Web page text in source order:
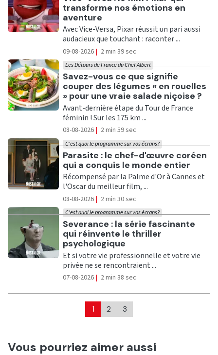
transforme nos émotions en
aventure
Avec Vice-Versa, Pixar réussit un pari aussi
audacieux que touchant : raconter ...
09-08-2026 | 2 min 39 sec
Ecouter
Savez-vous ce que signifie
couper des légumes « en rouelles
» pour une vraie salade niçoise ?
Les Détours de France du Chef Albert
Avant-dernière étape du Tour de France
féminin ! Sur les 175 km ...
08-08-2026 | 2 min 59 sec
Ecouter
Parasite : le chef-d'œuvre coréen
qui a conquis le monde entier
C'est quoi le programme sur vos écrans?
Récompensé par la Palme d'Or à Cannes et
l'Oscar du meilleur film, ...
08-08-2026 | 2 min 30 sec
Ecouter
Severance : la série fascinante
qui réinvente le thriller
psychologique
C'est quoi le programme sur vos écrans?
Et si votre vie professionnelle et votre vie
privée ne se rencontraient ...
07-08-2026 | 2 min 38 sec
1 2 3
Vous pourriez aimer aussi